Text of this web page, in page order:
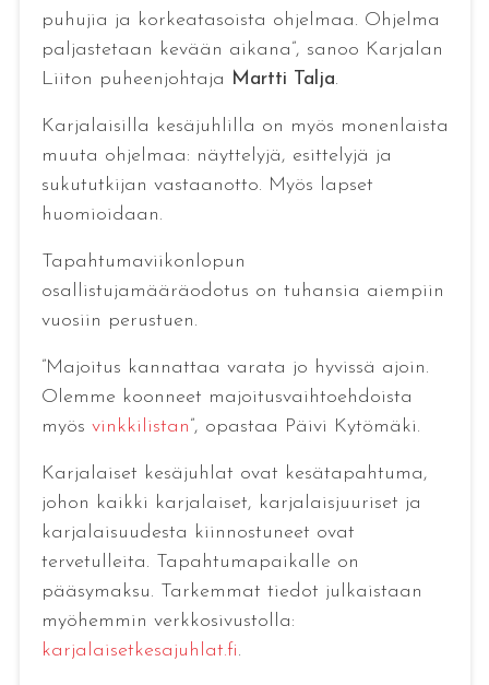
puhujia ja korkeatasoista ohjelmaa. Ohjelma
paljastetaan kevään aikana”, sanoo Karjalan
Liiton puheenjohtaja Martti Talja.
Karjalaisilla kesäjuhlilla on myös monenlaista
muuta ohjelmaa: näyttelyjä, esittelyjä ja
sukututkijan vastaanotto. Myös lapset
huomioidaan.
Tapahtumaviikonlopun
osallistujamääräodotus on tuhansia aiempiin
vuosiin perustuen.
”Majoitus kannattaa varata jo hyvissä ajoin.
Olemme koonneet majoitusvaihtoehdoista
myös vinkkilistan”, opastaa Päivi Kytömäki.
Karjalaiset kesäjuhlat ovat kesätapahtuma,
johon kaikki karjalaiset, karjalaisjuuriset ja
karjalaisuudesta kiinnostuneet ovat
tervetulleita. Tapahtumapaikalle on
pääsymaksu. Tarkemmat tiedot julkaistaan
myöhemmin verkkosivustolla:
karjalaisetkesajuhlat.fi.